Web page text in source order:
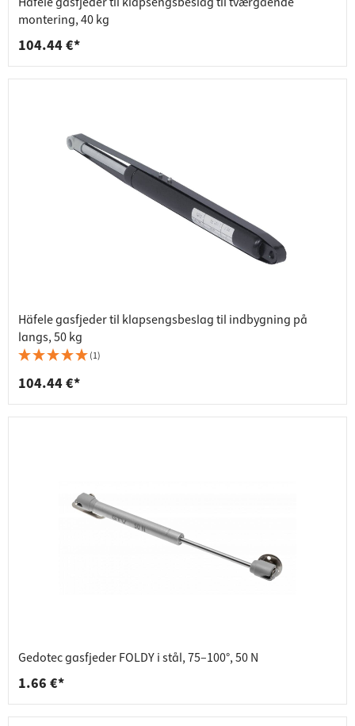
montering, 40 kg
104.44 €*
Häfele gasfjeder til klapsengsbeslag til indbygning på
langs, 50 kg
(1)
104.44 €*
Gedotec gasfjeder FOLDY i stål, 75–100°, 50 N
1.66 €*